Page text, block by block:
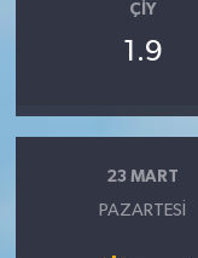
ÇIY
1.9
23 MART
PAZARTESI